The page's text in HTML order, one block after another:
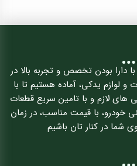
دارا بودن تخصص و تجربه بالا در
لوازم یدکی، آماده هستیم تا با
های لازم و با تامین سریع قطعات
خودرو، با قیمت مناسب، در زمان
شما در کنار تان باشیم